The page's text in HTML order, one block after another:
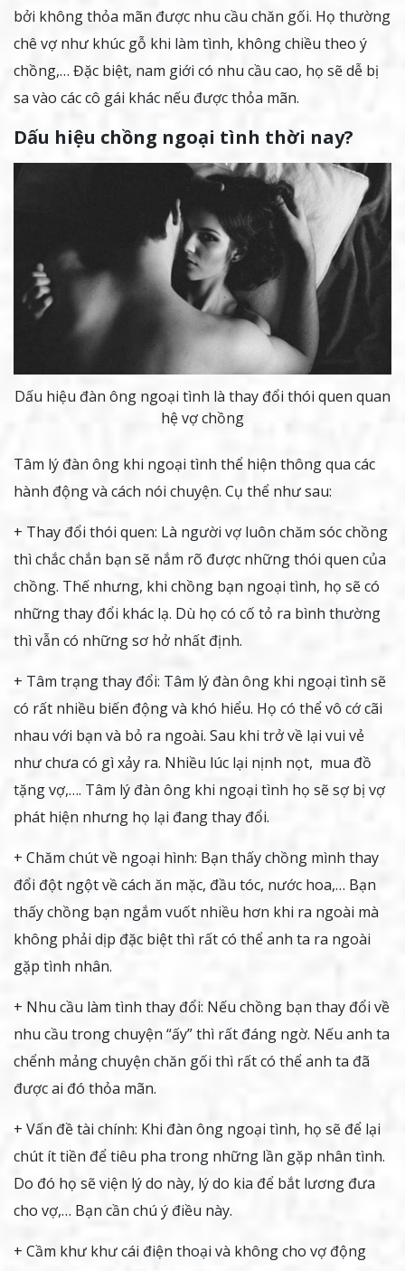
bởi không thỏa mãn được nhu cầu chăn gối. Họ thường
chê vợ như khúc gỗ khi làm tình, không chiều theo ý
chồng,… Đặc biệt, nam giới có nhu cầu cao, họ sẽ dễ bị
sa vào các cô gái khác nếu được thỏa mãn.
Dấu hiệu chồng ngoại tình thời nay?
Dấu hiệu đàn ông ngoại tình là thay đổi thói quen quan
hệ vợ chồng
Tâm lý đàn ông khi ngoại tình thể hiện thông qua các
hành động và cách nói chuyện. Cụ thể như sau:
+ Thay đổi thói quen: Là người vợ luôn chăm sóc chồng
thì chắc chắn bạn sẽ nắm rõ được những thói quen của
chồng. Thế nhưng, khi chồng bạn ngoại tình, họ sẽ có
những thay đổi khác lạ. Dù họ có cố tỏ ra bình thường
thì vẫn có những sơ hở nhất định.
+ Tâm trạng thay đổi: Tâm lý đàn ông khi ngoại tình sẽ
có rất nhiều biến động và khó hiểu. Họ có thể vô cớ cãi
nhau với bạn và bỏ ra ngoài. Sau khi trở về lại vui vẻ
như chưa có gì xảy ra. Nhiều lúc lại nịnh nọt, mua đồ
tặng vợ,…. Tâm lý đàn ông khi ngoại tình họ sẽ sợ bị vợ
phát hiện nhưng họ lại đang thay đổi.
+ Chăm chút về ngoại hình: Bạn thấy chồng mình thay
đổi đột ngột về cách ăn mặc, đầu tóc, nước hoa,… Bạn
thấy chồng bạn ngắm vuốt nhiều hơn khi ra ngoài mà
không phải dịp đặc biệt thì rất có thể anh ta ra ngoài
gặp tình nhân.
+ Nhu cầu làm tình thay đổi: Nếu chồng bạn thay đổi về
nhu cầu trong chuyện “ấy” thì rất đáng ngờ. Nếu anh ta
chểnh mảng chuyện chăn gối thì rất có thể anh ta đã
được ai đó thỏa mãn.
+ Vấn đề tài chính: Khi đàn ông ngoại tình, họ sẽ để lại
chút ít tiền để tiêu pha trong những lần gặp nhân tình.
Do đó họ sẽ viện lý do này, lý do kia để bắt lương đưa
cho vợ,… Bạn cần chú ý điều này.
+ Cầm khư khư cái điện thoại và không cho vợ động